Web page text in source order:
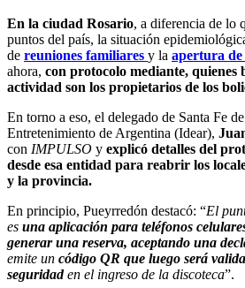
En la ciudad Rosario, a diferencia de lo
puntos del país, la situación
de reuniones familiares y la apertura de
ahora, con protocolo mediante, quienes
actividad son los propietarios de los
En torno a eso, el delegado de Santa Fe
Entretenimiento de Argentina (Idear),
con IMPULSO y explicó detalles del
desde esa entidad para reabrir los
y la provincia.
En principio, Pueyrredón destacó: “El
es una aplicación para teléfonos
generar una reserva, aceptando una
emite un código QR que luego será
seguridaden el ingreso de la discoteca”.